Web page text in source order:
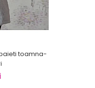
toamna-